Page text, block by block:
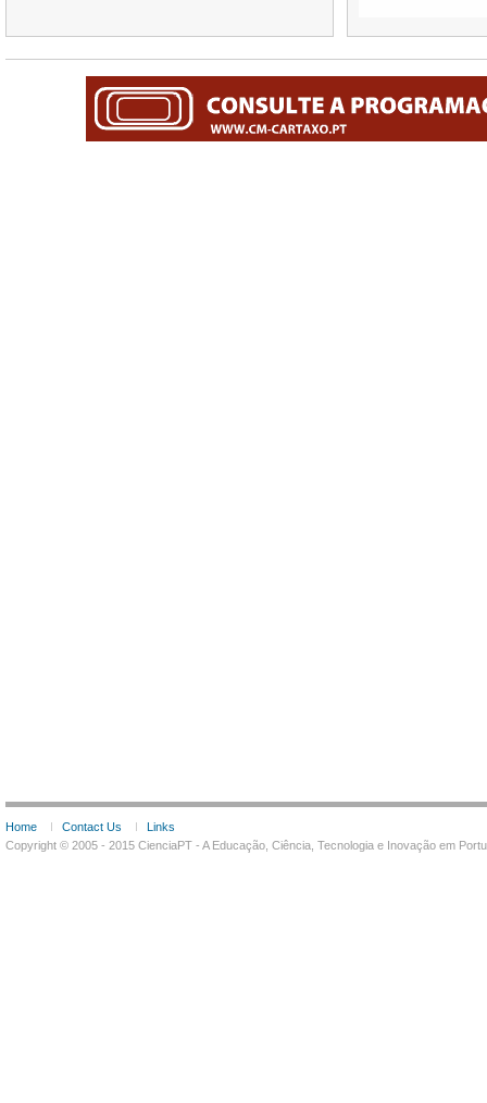
Home Contact Us
Links
Copyright © 2005 - 2015 CienciaPT - A Educação, Ciência, Tecnologia e Inovação em